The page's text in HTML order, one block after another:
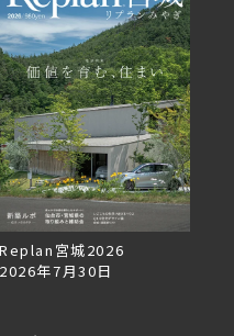
Replan宮城2026
2026年7月30日